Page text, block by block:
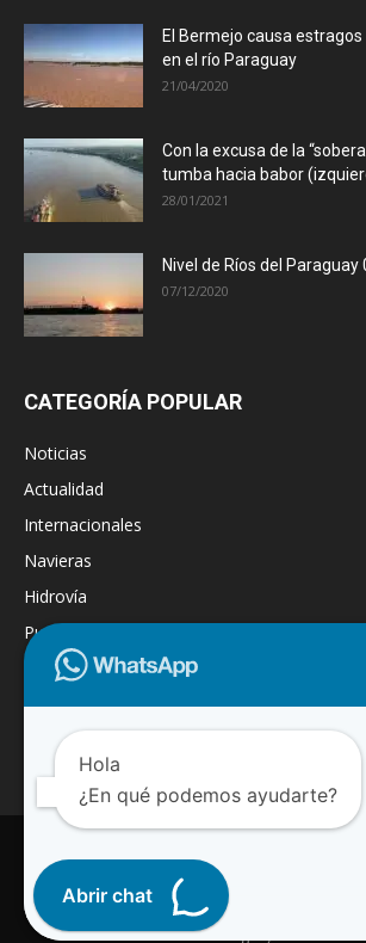
El Bermejo causa
en el río Paraguay
21/04/2020
Con la excusa de la
tumba hacia babor
28/01/2021
Nivel de Ríos del Paraguay
07/12/2020
CATEGORÍA POPULAR
Noticias
Actualidad
Internacionales
Navieras
Hidrovía
Puertos
Economía
Nacionales
Dragado
LOGISTICA
INTERNACIONAL
© 2025 Paraguay Fluvial Noticias
Hola
¿En qué podemos ayudarte?
Abrir chat